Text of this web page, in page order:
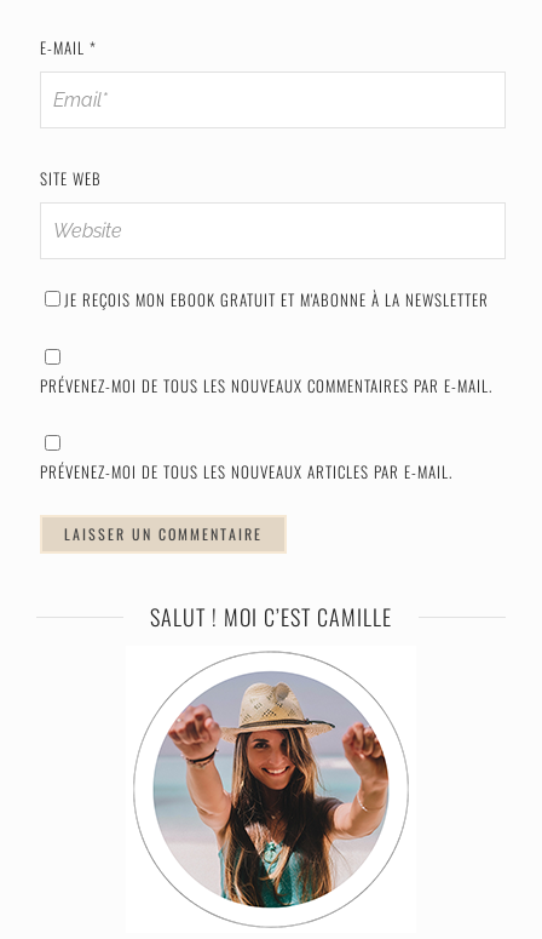
E-MAIL *
SITE WEB
JE REÇOIS MON EBOOK GRATUIT ET M'ABONNE À LA NEWSLETTER
PRÉVENEZ-MOI DE TOUS LES NOUVEAUX COMMENTAIRES PAR E-MAIL.
PRÉVENEZ-MOI DE TOUS LES NOUVEAUX ARTICLES PAR E-MAIL.
SALUT ! MOI C’EST CAMILLE